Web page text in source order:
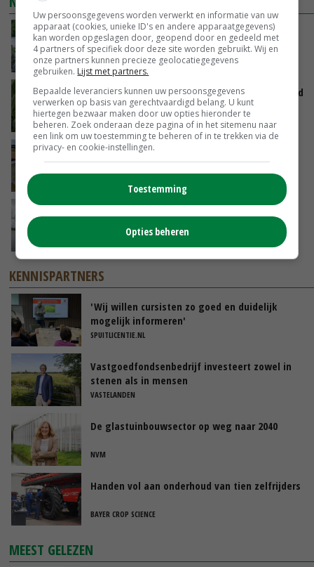
Oekraïne-vlogger Kees Huizinga: ‘Bezoek van
de ambassade mag zelf groente plukken’
GISTEREN, 12:00
Limburgse mais van Frijns doet het verrassend
goed
GISTEREN, 10:00
Droogte veroorzaakt steeds meer problemen:
‘Bassin afgelopen week al leeg’
wereld zijn te koop
KENNISPARTNERS
'Wij willen cursisten zo goed en duidelijk
mogelijk informeren'
SPUITLICENTIE.NL
Vastgoedfondsenbedrijf investeert zowel in
stenen als in mensen
VASTELANDEN
De glastuinbouwsector op weg naar 2040
NVM
Handen vol aan onderhoud van tien zelfrijders
BAYER CROP SCIENCE
MEEST GELEZEN
Uw persoonsgegevens worden verwerkt en informatie van uw
apparaat (cookies, unieke ID's en andere apparaatgegevens)
kan worden opgeslagen door, geopend door en gedeeld met
4 partners of specifiek door deze site worden gebruikt. Wij en
onze partners kunnen precieze geolocatiegegevens
gebruiken. Lijst met partners.
Bepaalde leveranciers kunnen uw persoonsgegevens
verwerken op basis van gerechtvaardigd belang. U kunt
hiertegen bezwaar maken door uw opties hieronder te
beheren. Zoek onderaan deze pagina of in het sitemenu naar
een link om uw toestemming te beheren of in te trekken via de
privacy- en cookie-instellingen.
Toestemming
Opties beheren